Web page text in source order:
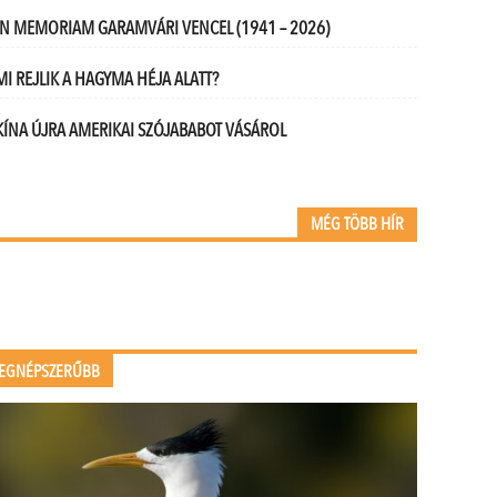
MEMORIAM GARAMVÁRI VENCEL (1941 – 2026)
REJLIK A HAGYMA HÉJA ALATT?
ÚJRA AMERIKAI SZÓJABABOT VÁSÁROL
MÉG TÖBB HÍR